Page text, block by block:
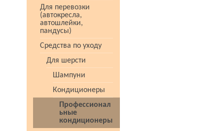
Для перевозки
(автокресла,
автошлейки,
пандусы)
Средства по уходу
Для шерсти
Шампуни
Кондиционеры
Профессионал
ьные
кондиционеры